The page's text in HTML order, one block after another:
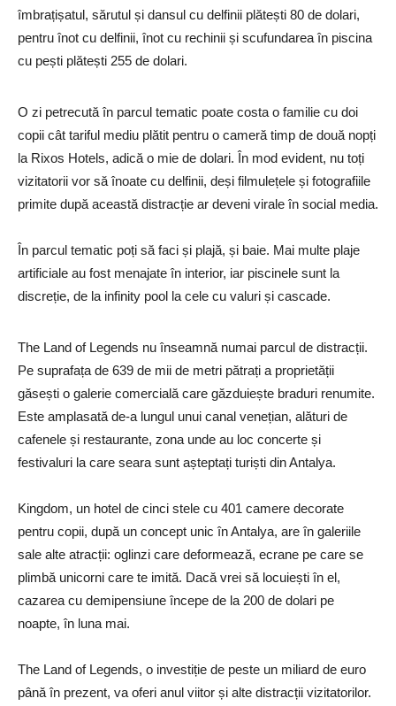
îmbrațișatul, sărutul și dansul cu delfinii plătești 80 de dolari,
pentru înot cu delfinii, înot cu rechinii și scufundarea în piscina
cu pești plătești 255 de dolari.
O zi petrecută în parcul tematic poate costa o familie cu doi
copii cât tariful mediu plătit pentru o cameră timp de două nopți
la Rixos Hotels, adică o mie de dolari. În mod evident, nu toți
vizitatorii vor să înoate cu delfinii, deși filmulețele și fotografiile
primite după această distracție ar deveni virale în social media.
În parcul tematic poți să faci și plajă, și baie. Mai multe plaje
artificiale au fost menajate în interior, iar piscinele sunt la
discreție, de la infinity pool la cele cu valuri și cascade.
The Land of Legends nu înseamnă numai parcul de distracții.
Pe suprafața de 639 de mii de metri pătrați a proprietății
găsești o galerie comercială care găzduiește braduri renumite.
Este amplasată de-a lungul unui canal venețian, alături de
cafenele și restaurante, zona unde au loc concerte și
festivaluri la care seara sunt așteptați turiști din Antalya.
Kingdom, un hotel de cinci stele cu 401 camere decorate
pentru copii, după un concept unic în Antalya, are în galeriile
sale alte atracții: oglinzi care deformează, ecrane pe care se
plimbă unicorni care te imită. Dacă vrei să locuiești în el,
cazarea cu demipensiune începe de la 200 de dolari pe
noapte, în luna mai.
The Land of Legends, o investiție de peste un miliard de euro
până în prezent, va oferi anul viitor și alte distracții vizitatorilor.